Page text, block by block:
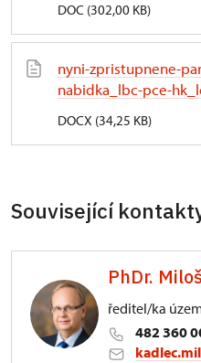
DOC (302,00 KB)
nyni-zpristupnene-
nabidka_lbc-pce-
DOCX (34,25 KB)
Související
PhDr.
ředitel/ka
482 360